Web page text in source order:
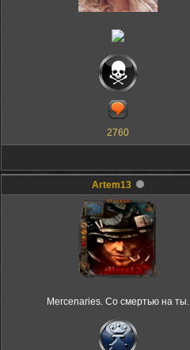
2760
Artem13
Mercenaries. Со смертью на ты.